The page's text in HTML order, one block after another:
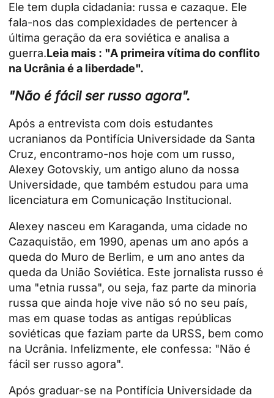
Ele tem dupla cidadania: russa e cazaque. Ele
fala-nos das complexidades de pertencer à
última geração da era soviética e analisa a
guerra.Leia mais : "A primeira vítima do conflito
na Ucrânia é a liberdade".
"Não é fácil ser russo agora".
Após a entrevista com dois estudantes
ucranianos da Pontifícia Universidade da Santa
Cruz, encontramo-nos hoje com um russo,
Alexey Gotovskiy, um antigo aluno da nossa
Universidade, que também estudou para uma
licenciatura em Comunicação Institucional.
Alexey nasceu em Karaganda, uma cidade no
Cazaquistão, em 1990, apenas um ano após a
queda do Muro de Berlim, e um ano antes da
queda da União Soviética. Este jornalista russo é
uma "etnia russa", ou seja, faz parte da minoria
russa que ainda hoje vive não só no seu país,
mas em quase todas as antigas repúblicas
soviéticas que faziam parte da URSS, bem como
na Ucrânia. Infelizmente, ele confessa: "Não é
fácil ser russo agora".
Após graduar-se na Pontifícia Universidade da